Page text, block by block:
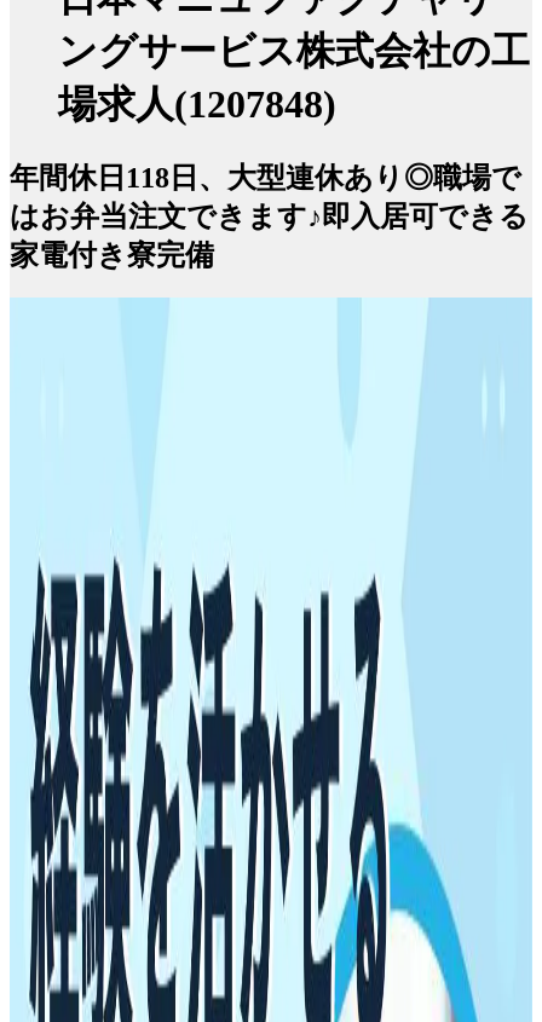
ングサービス株式会社の工
場求人(1207848)
年間休日118日、大型連休あり◎職場で
はお弁当注文できます♪即入居可できる
家電付き寮完備